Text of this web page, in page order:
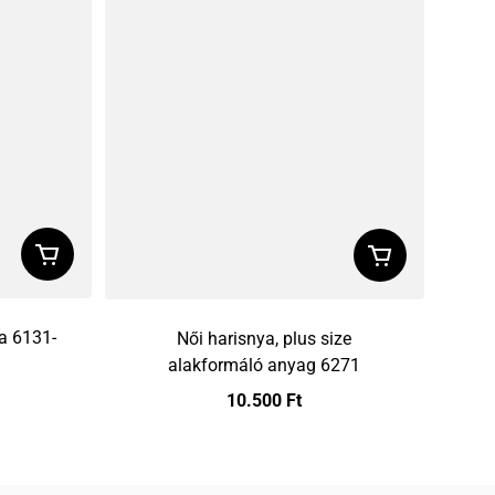
6131-
Női harisnya, plus size
alakformáló anyag 6271
10.500 Ft